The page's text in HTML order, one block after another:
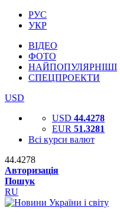
РУС
УКР
ВІДЕО
ФОТО
НАЙПОПУЛЯРНІШІ
СПЕЦПРОЕКТИ
USD
USD 44.4278
EUR 51.3281
Всі курси валют
44.4278
Авторизація
Пошук
RU